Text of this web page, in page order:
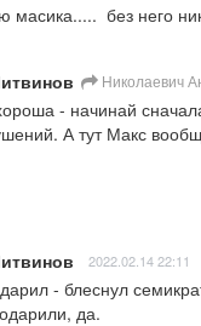
без него
Николаевич
- начинай
А тут Макс
2022.02.14 22:11
- блеснул
да.